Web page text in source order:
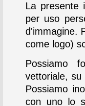
La presente
per uso
d'immagine.
come logo)
Possiamo
vettoriale,
Possiamo
con uno lo